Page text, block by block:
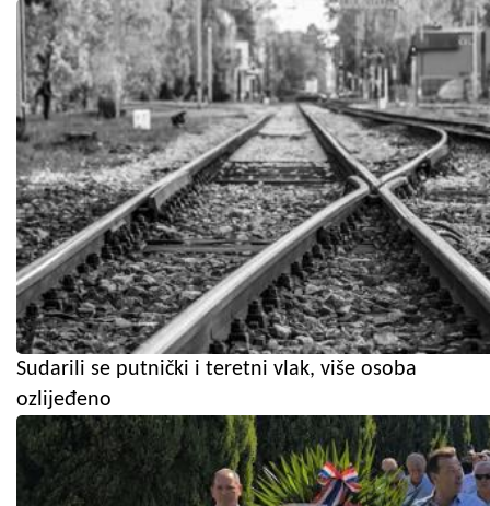
Sudarili se putnički i teretni vlak, više osoba
ozlijeđeno